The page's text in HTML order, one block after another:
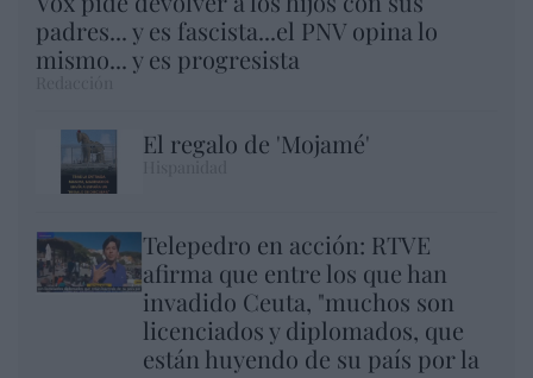
padres... y es fascista...el PNV opina lo
mismo... y es progresista
El regalo de 'Mojamé'
Telepedro en acción: RTVE
afirma que entre los que han
invadido Ceuta, "muchos son
licenciados y diplomados, que
están huyendo de su país por la